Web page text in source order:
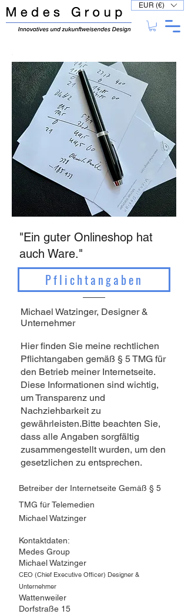
EUR (€)
"Ein guter Onlineshop hat
auch Ware."
Pflichtangaben
Michael Watzinger, Designer &
Unternehmer
Hier finden Sie meine rechtlichen
Pflichtangaben gemäß § 5 TMG für
den Betrieb meiner Internetseite.
Diese Informationen sind wichtig,
um Transparenz und
Nachziehbarkeit zu
gewährleisten.Bitte beachten Sie,
dass alle Angaben sorgfältig
zusammengestellt wurden, um den
gesetzlichen zu entsprechen.
​​​​Betreiber der Internetseite Gemäß § 5
TMG für Telemedien ​
Michael Watzinger
Kontaktdaten:
Medes Group
Michael Watzinger
CEO (Chief Executive Officer) Designer &
Unternehmer
Wattenweiler
Dorfstraße 15